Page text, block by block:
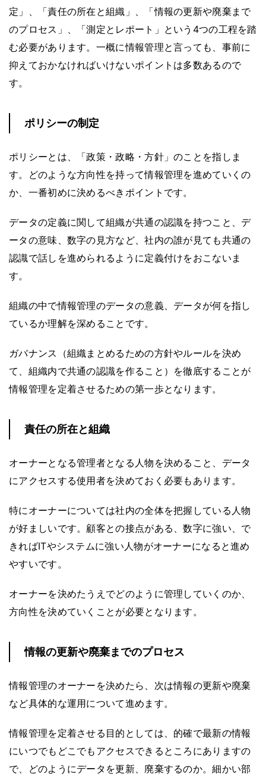
定」、「責任の所在と組織」、「情報の更新や廃棄まで
のプロセス」、「測定とレポート」という4つの工程を踏
む必要があります。一概に情報管理と言っても、事前に
抑えておかなければいけないポイントは多数あるので
す。
ポリシーの制定
ポリシーとは、「政策・政略・方針」のことを指しま
す。どのような方向性を持って情報管理を進めていくの
か、一番初めに決めるべきポイントです。
データの定義に関して組織が共通の認識を持つこと、デ
ータの意味、数字の見方など、社内の誰が見ても共通の
認識で話しを進められるように定義付けをおこないま
す。
組織の中で情報管理のデータの意義、データが何を指し
ているか理解を深めることです。
ガバナンス（組織まとめるための方針やルールを決め
て、組織内で共通の認識を作ること）を徹底することが
情報管理を定着させるための第一歩となります。
責任の所在と組織
オーナーとなる管理者となる人物を決めること、データ
にアクセスする使用者を決めておく必要もあります。
特にオーナーについては社内の全体を把握している人物
が好ましいです。顧客との接点がある、数字に強い、で
きればITやシステムに強い人物がオーナーになると進め
やすいです。
オーナーを決めたうえでどのように管理していくのか、
方向性を決めていくことが必要となります。
情報の更新や廃棄までのプロセス
情報管理のオーナーを決めたら、次は情報の更新や廃棄
など具体的な運用について進めます。
情報管理を定着させる目的としては、的確で最新の情報
にいつでもどこでもアクセスできるところにありますの
で、どのようにデータを更新、廃棄するのか。細かい部